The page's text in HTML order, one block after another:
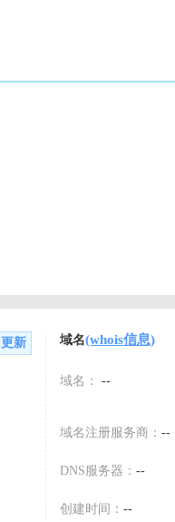
更新 域名(whois信息)
域名： --
域名注册服务商： --
DNS服务器： --
创建时间： --